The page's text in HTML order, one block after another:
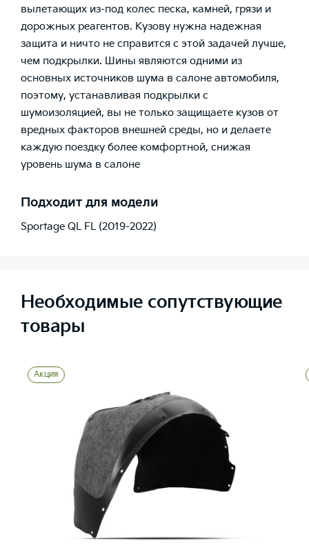
вылетающих из-под колес песка, камней, грязи и
дорожных реагентов. Кузову нужна надежная
защита и ничто не справится с этой задачей лучше,
чем подкрылки. Шины являются одними из
основных источников шума в салоне автомобиля,
поэтому, устанавливая подкрылки с
шумоизоляцией, вы не только защищаете кузов от
вредных факторов внешней среды, но и делаете
каждую поездку более комфортной, снижая
уровень шума в салоне
Подходит для модели
Sportage QL FL (2019-2022)
Необходимые сопутствующие
товары
Акция